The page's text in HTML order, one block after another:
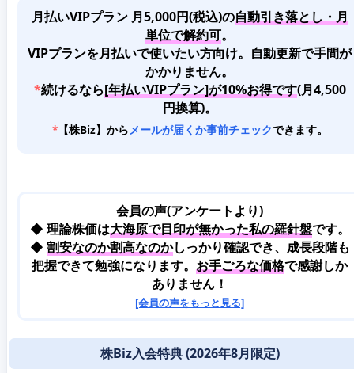
月払いVIPプラン 月5,000円(税込)の自動引き落とし・月
単位で解約可。
VIPプランを月払いで使いたい方向け。自動更新で手間が
かかりません。
*続けるなら[年払いVIPプラン]が10%お得です(月4,500
円換算)。
*【株Biz】からメールが届くか事前チェックできます。
会員の声(アンケートより)
◆ 理論株価は大海原で目印が無かった私の羅針盤です。
◆ 割安なのか割高なのかしっかり確認でき、成長段階も
把握できて勉強になります。 お手ごろな価格で感謝しか
ありません！
[会員の声をもっと見る]
株Biz入会特典 (2026年8月限定)